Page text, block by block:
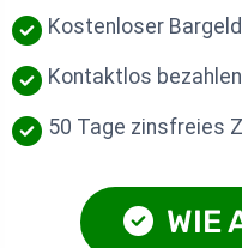
Kostenloser
Kontaktlos bezahlen
50 Tage zinsfreies
WIE